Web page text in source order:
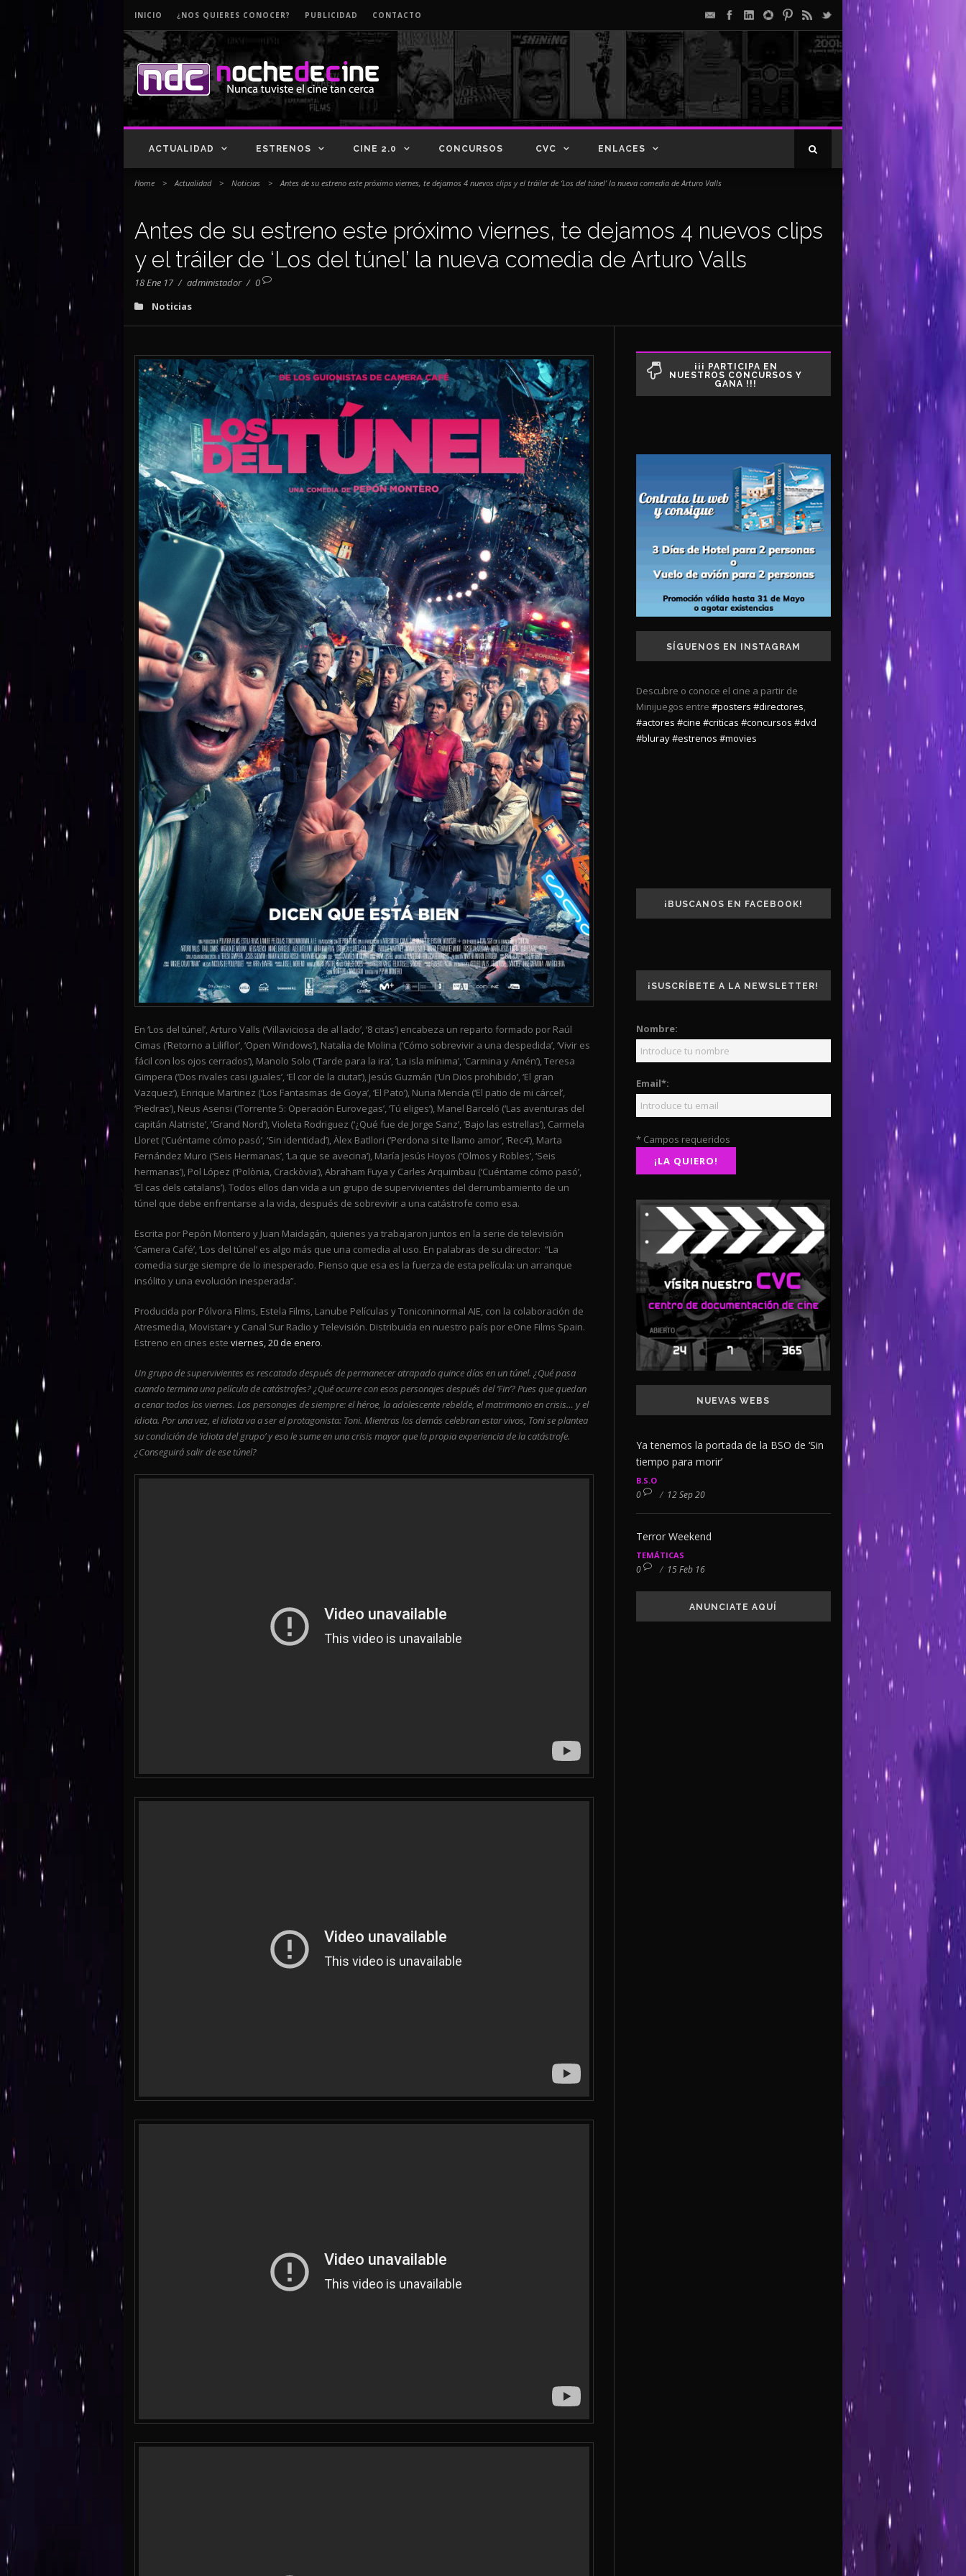
INICIO ¿NOS QUIERES CONOCER? PUBLICIDAD CONTACTO
ACTUALIDAD ESTRENOS CINE 2.0 CONCURSOS CVC ENLACES
Home > Actualidad > Noticias > Antes de su estreno este próximo viernes, te dejamos 4 nuevos clips y el tráiler de ‘Los del túnel’ la nueva comedia de Arturo Valls
Antes de su estreno este próximo viernes, te dejamos 4 nuevos clips
y el tráiler de ‘Los del túnel’ la nueva comedia de Arturo Valls
18 Ene 17 / administador / 0
Noticias
En ‘Los del túnel’, Arturo Valls (‘Villaviciosa de al lado’, ‘8 citas’) encabeza un reparto formado por Raúl
Cimas (‘Retorno a Liliflor’, ‘Open Windows’), Natalia de Molina (‘Cómo sobrevivir a una despedida’, ‘Vivir es
fácil con los ojos cerrados’), Manolo Solo (‘Tarde para la ira’, ‘La isla mínima’, ‘Carmina y Amén’), Teresa
Gimpera (‘Dos rivales casi iguales’, ‘El cor de la ciutat’), Jesús Guzmán (‘Un Dios prohibido’, ‘El gran
Vazquez’), Enrique Martinez (‘Los Fantasmas de Goya’, ‘El Pato’), Nuria Mencía (‘El patio de mi cárcel’,
‘Piedras’), Neus Asensi (‘Torrente 5: Operación Eurovegas’, ‘Tú eliges’), Manel Barceló (‘Las aventuras del
capitán Alatriste’, ‘Grand Nord’), Violeta Rodriguez (‘¿Qué fue de Jorge Sanz’, ‘Bajo las estrellas’), Carmela
Lloret (‘Cuéntame cómo pasó’, ‘Sin identidad’), Àlex Batllori (‘Perdona si te llamo amor’, ‘Rec4’), Marta
Fernández Muro (‘Seis Hermanas’, ‘La que se avecina’), María Jesús Hoyos (‘Olmos y Robles’, ‘Seis
hermanas’), Pol López (‘Polònia, Crackòvia’), Abraham Fuya y Carles Arquimbau (‘Cuéntame cómo pasó’,
‘El cas dels catalans’). Todos ellos dan vida a un grupo de supervivientes del derrumbamiento de un
túnel que debe enfrentarse a la vida, después de sobrevivir a una catástrofe como esa.
Escrita por Pepón Montero y Juan Maidagán, quienes ya trabajaron juntos en la serie de televisión
‘Camera Café’, ‘Los del túnel’ es algo más que una comedia al uso. En palabras de su director: “La
comedia surge siempre de lo inesperado. Pienso que esa es la fuerza de esta película: un arranque
insólito y una evolución inesperada”.
Producida por Pólvora Films, Estela Films, Lanube Películas y Toniconinormal AIE, con la colaboración de
Atresmedia, Movistar+ y Canal Sur Radio y Televisión. Distribuida en nuestro país por eOne Films Spain.
Estreno en cines este viernes, 20 de enero.
Un grupo de supervivientes es rescatado después de permanecer atrapado quince días en un túnel. ¿Qué pasa
cuando termina una película de catástrofes? ¿Qué ocurre con esos personajes después del ‘Fin’? Pues que quedan
a cenar todos los viernes. Los personajes de siempre: el héroe, la adolescente rebelde, el matrimonio en crisis… y el
idiota. Por una vez, el idiota va a ser el protagonista: Toni. Mientras los demás celebran estar vivos, Toni se plantea
su condición de ‘idiota del grupo’ y eso le sume en una crisis mayor que la propia experiencia de la catástrofe.
¿Conseguirá salir de ese túnel?
¡¡¡ PARTICIPA EN
NUESTROS CONCURSOS Y
GANA !!!
SÍGUENOS EN INSTAGRAM
Descubre o conoce el cine a partir de
Minijuegos entre #posters #directores,
#actores #cine #criticas #concursos #dvd
#bluray#estrenos #movies
¡BUSCANOS EN FACEBOOK!
¡SUSCRÍBETE A LA NEWSLETTER!
Nombre:
Email*:
* Campos requeridos
NUEVAS WEBS
Ya tenemos la portada de la BSO de ‘Sin
tiempo para morir’
B.S.O
0 / 12 Sep 20
Terror Weekend
TEMÁTICAS
0 / 15 Feb 16
ANUNCIATE AQUÍ